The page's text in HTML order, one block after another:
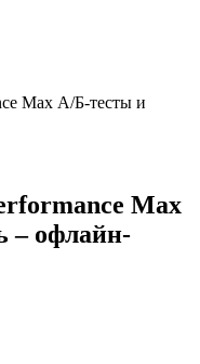
Max А/Б-тесты и
Max
– офлайн-